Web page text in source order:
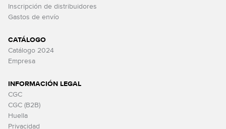
Inscripción de distribuidores
Gastos de envío
CATÁLOGO
Catálogo 2024
Empresa
INFORMACIÓN LEGAL
CGC
CGC (B2B)
Huella
Privacidad